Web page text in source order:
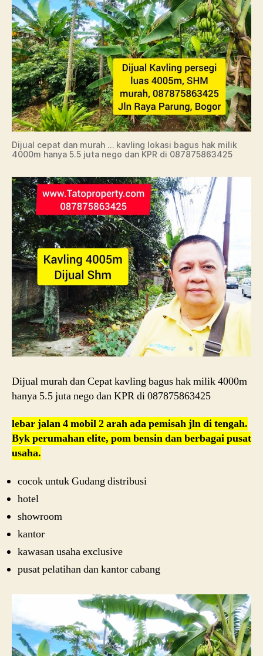
Dijual cepat dan murah … kavling lokasi bagus hak milik
4000m hanya 5.5 juta nego dan KPR di 087875863425
Dijual murah dan Cepat kavling bagus hak milik 4000m
hanya 5.5 juta nego dan KPR di 087875863425
lebar jalan 4 mobil 2 arah ada pemisah jln di tengah.
Byk perumahan elite, pom bensin dan berbagai pusat
usaha.
cocok untuk Gudang distribusi
hotel
showroom
kantor
kawasan usaha exclusive
pusat pelatihan dan kantor cabang